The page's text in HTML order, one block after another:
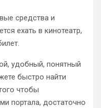
средства и
ехать в кинотеатр,
удобный, понятный
быстро найти
чтобы
портала, достаточно